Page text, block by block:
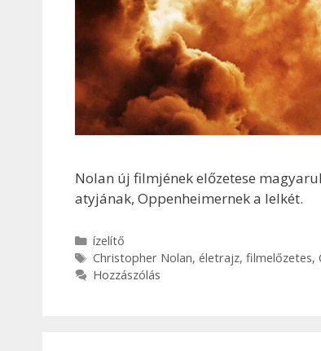
Nolan új filmjének előzetese
atyjának, Oppenheimernek a lelkét.
Kategória
ízelítő
Címkék
Christopher Nolan, életrajz, filmelőzetes,
Hozzászólás